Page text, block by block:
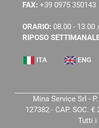
FAX: +39 0975 350143
ORARIO: 08.00 - 13.00
RIPOSO
ITA ENG
Mina Service Srl -
127382 - CAP. SOC.
Tutti i